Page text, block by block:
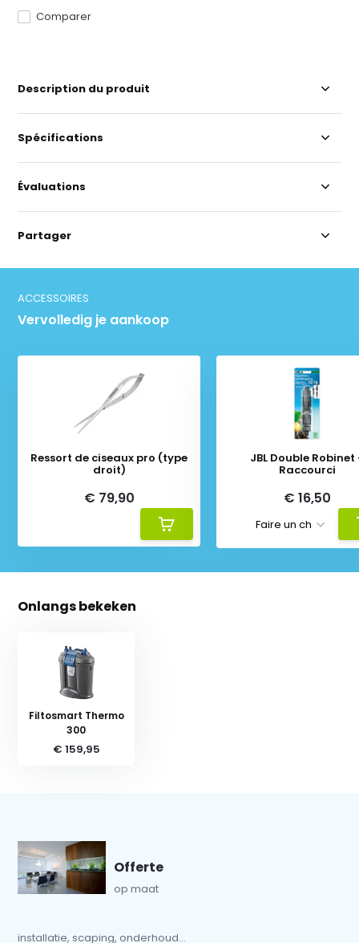
Comparer
Description du produit
Spécifications
Évaluations
Partager
ACCESSOIRES
Vervolledig je aankoop
Ressort de ciseaux pro (type
droit)
€ 79,90
JBL Double Robinet
Raccourci
€ 16,50
Onlangs bekeken
Filtosmart Thermo
300
€ 159,95
Offerte
op maat
installatie, scaping, onderhoud...